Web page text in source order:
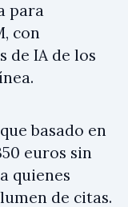
para
con
de IA de los
basado en
euros sin
quienes
de citas.